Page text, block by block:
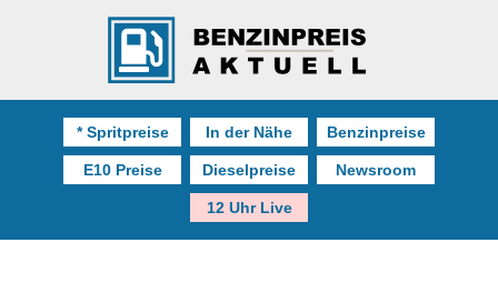
* Spritpreise In der Nähe Benzinpreise
E10 Preise Dieselpreise Newsroom
12 Uhr Live